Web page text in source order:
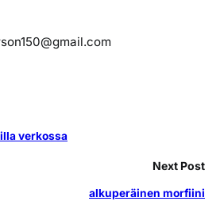
verkossa
Next Post
alkuperäinen morfiini